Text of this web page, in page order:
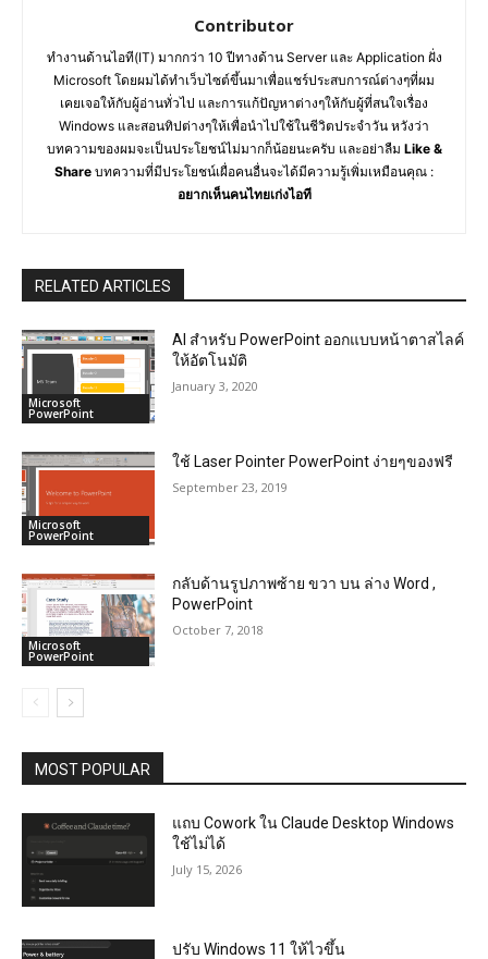
Contributor
ทำงานด้านไอที(IT) มากกว่า 10 ปีทางด้าน Server และ Application ฝั่ง
Microsoft โดยผมได้ทำเว็บไซต์ขึ้นมาเพื่อแชร์ประสบการณ์ต่างๆที่ผม
เคยเจอให้กับผู้อ่านทั่วไป และการแก้ปัญหาต่างๆให้กับผู้ที่สนใจเรื่อง
Windows และสอนทิปต่างๆให้เพื่อนำไปใช้ในชีวิตประจำวัน หวังว่า
บทความของผมจะเป็นประโยชน์ไม่มากก็น้อยนะครับ และอย่าลืม Like &
Share บทความที่มีประโยชน์เผื่อคนอื่นจะได้มีความรู้เพิ่มเหมือนคุณ :
อยากเห็นคนไทยเก่งไอที
RELATED ARTICLES
Microsoft
PowerPoint
AI สำหรับ PowerPoint ออกแบบหน้าตาสไลค์
ให้อัตโนมัติ
January 3, 2020
Microsoft
PowerPoint
ใช้ Laser Pointer PowerPoint ง่ายๆของฟรี
September 23, 2019
Microsoft
PowerPoint
กลับด้านรูปภาพซ้าย ขวา บน ล่าง Word ,
PowerPoint
October 7, 2018
MOST POPULAR
แถบ Cowork ใน Claude Desktop Windows
ใช้ไม่ได้
July 15, 2026
ปรับ Windows 11 ให้ไวขึ้น